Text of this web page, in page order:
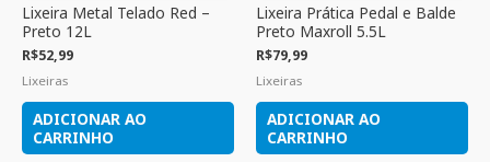
Lixeira Metal Telado Red –
Preto 12L
R$52,99
Lixeiras
ADICIONAR AO
CARRINHO
Lixeira Prática Pedal e Balde
Preto Maxroll 5.5L
R$79,99
Lixeiras
ADICIONAR AO
CARRINHO